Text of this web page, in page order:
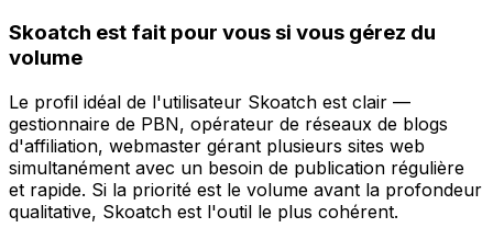
Skoatch est fait pour vous si vous gérez du
volume
Le profil idéal de l'utilisateur Skoatch est clair —
gestionnaire de PBN, opérateur de réseaux de blogs
d'affiliation, webmaster gérant plusieurs sites web
simultanément avec un besoin de publication régulière
et rapide. Si la priorité est le volume avant la profondeur
qualitative, Skoatch est l'outil le plus cohérent.